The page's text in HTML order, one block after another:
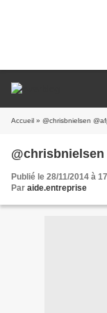
Accueil » @chrisbnielsen
Publié le 28/11/2014 à
Par aide.entreprise